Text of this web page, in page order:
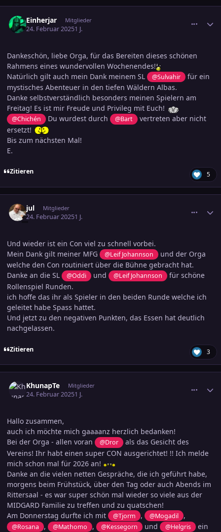
Einherjar Mitglieder
24. Februar 20251 J.
Dankeschön, liebe Orga, für das Bereiten dieses schönen
Rahmens eines wundervollen Wochenendes!
Natürlich gilt auch mein Dank meinem SL
@Sulvahir
für ein
mystisches Abenteuer in den tiefen Wäldern Albas.
Danke selbstverständlich besonders meinen Spielern am
Freitag! Es ist mir Freude und Privileg mit Euch!
@Chichén Du wurdest durch @Bart
vertreten aber nicht
ersetzt!
Bis zum nächsten Mal!
E.
Zitieren 5
jul Mitglieder
24. Februar 20251 J.
Und wieder ist ein Con viel zu schnell vorbei.
Mein Dank gilt meiner MFG
@Leif Johannson
und der Orga
welche den Con routiniert über die Bühne gebracht hat.
Danke an die SL
@Oddi und @Leif Johannson
für schöne
Rollenspiel Runden.
ich hoffe das ihr als Spieler in den beiden Runde welche ich
geleitet habe Spass hattet.
Und jetzt zu den negativen Punkten, das Essen hat deutlich
nachgelassen.
Zitieren 3
KhunapTe Mitglieder
24. Februar 20251 J.
Hallo zusammen,
auch ich möchte mich gaaaanz herzlich bedanken!
Bei der Orga - allen voran
@Dror
als das Gesicht des
Vereins! Ihr habt einen super CON ausgerichtet! !! Ich melde
mich schon mal für 2026 an!
Danke an die vielen netten Gespräche, die ich geführt habe,
morgens beim Frühstück, über den Tag oder auch Abends im
Rittersaal - es war super schön mal wieder so viele aus der
MIDGARD Familie zu treffen und zu quatschen!
Am Donnerstag durfte ich mit
@Tjorm , @Mogadil ,
@Rosana , @Mathomo , @Kessegorn und @Helgris ein